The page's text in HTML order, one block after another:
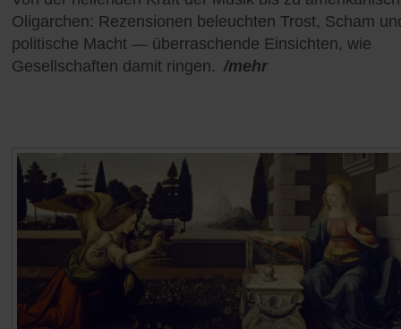
Oligarchen: Rezensionen beleuchten Trost, Scham
politische Macht — überraschende Einsichten, wie
Gesellschaften damit ringen. /mehr